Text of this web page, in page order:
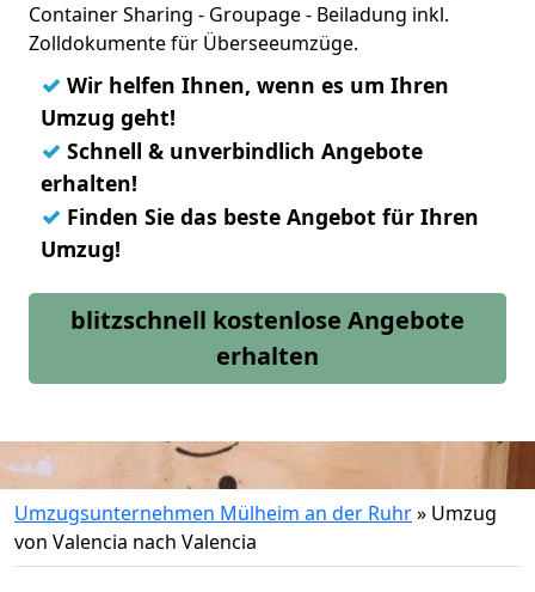
Container Sharing - Groupage - Beiladung inkl.
Zolldokumente für Überseeumzüge.
✓ Wir helfen Ihnen, wenn es um Ihren
Umzug geht!
✓ Schnell & unverbindlich Angebote
erhalten!
✓ Finden Sie das beste Angebot für Ihren
Umzug!
blitzschnell kostenlose Angebote
erhalten
Umzugsunternehmen Mülheim an der Ruhr» Umzug
von Valencia nach Valencia